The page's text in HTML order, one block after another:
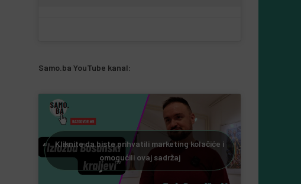
Kliknite da biste prihvatili marketing kolačiće i
omogućili ovaj sadržaj